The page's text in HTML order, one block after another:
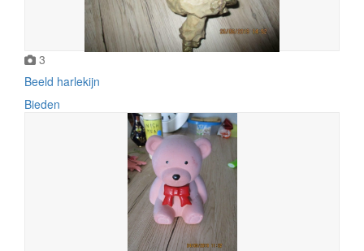
3
Beeld harlekijn
Bieden